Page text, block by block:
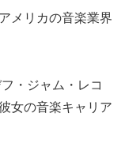
メリカの音楽業界
・ジャム・レコ
女の音楽キャリア